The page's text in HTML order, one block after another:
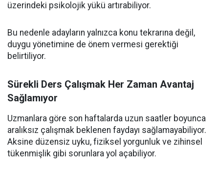
üzerindeki psikolojik yükü artırabiliyor.
Bu nedenle adayların yalnızca konu tekrarına değil,
duygu yönetimine de önem vermesi gerektiği
belirtiliyor.
Sürekli Ders Çalışmak Her Zaman Avantaj
Sağlamıyor
Uzmanlara göre son haftalarda uzun saatler boyunca
aralıksız çalışmak beklenen faydayı sağlamayabiliyor.
Aksine düzensiz uyku, fiziksel yorgunluk ve zihinsel
tükenmişlik gibi sorunlara yol açabiliyor.